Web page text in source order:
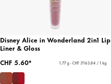
Disney Alice in Wonderland 2in1 Lip
Liner & Gloss
CHF 5.60*
1.77 g - CHF 3'163.84 / 1 kg